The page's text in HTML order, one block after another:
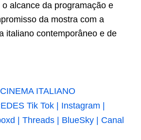
alcance da programação e
da mostra com a
italiano contemporâneo e de
ITALIANO
Tik Tok | Instagram |
| Threads | BlueSky | Canal